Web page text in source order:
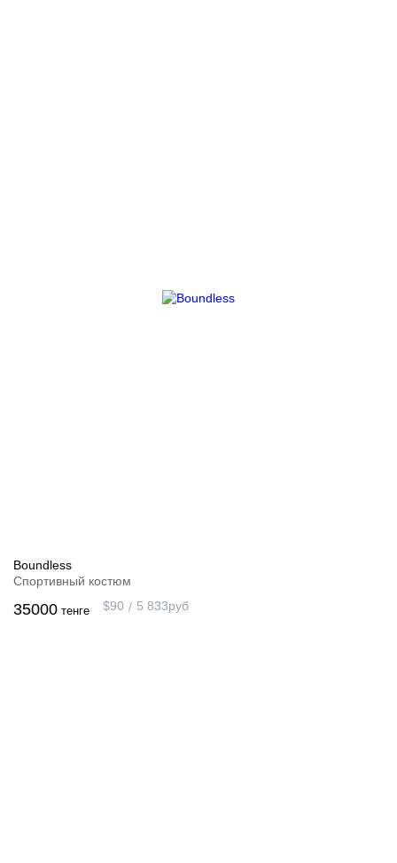
Boundless
Спортивный костюм
35000 тенге $90 5 833руб